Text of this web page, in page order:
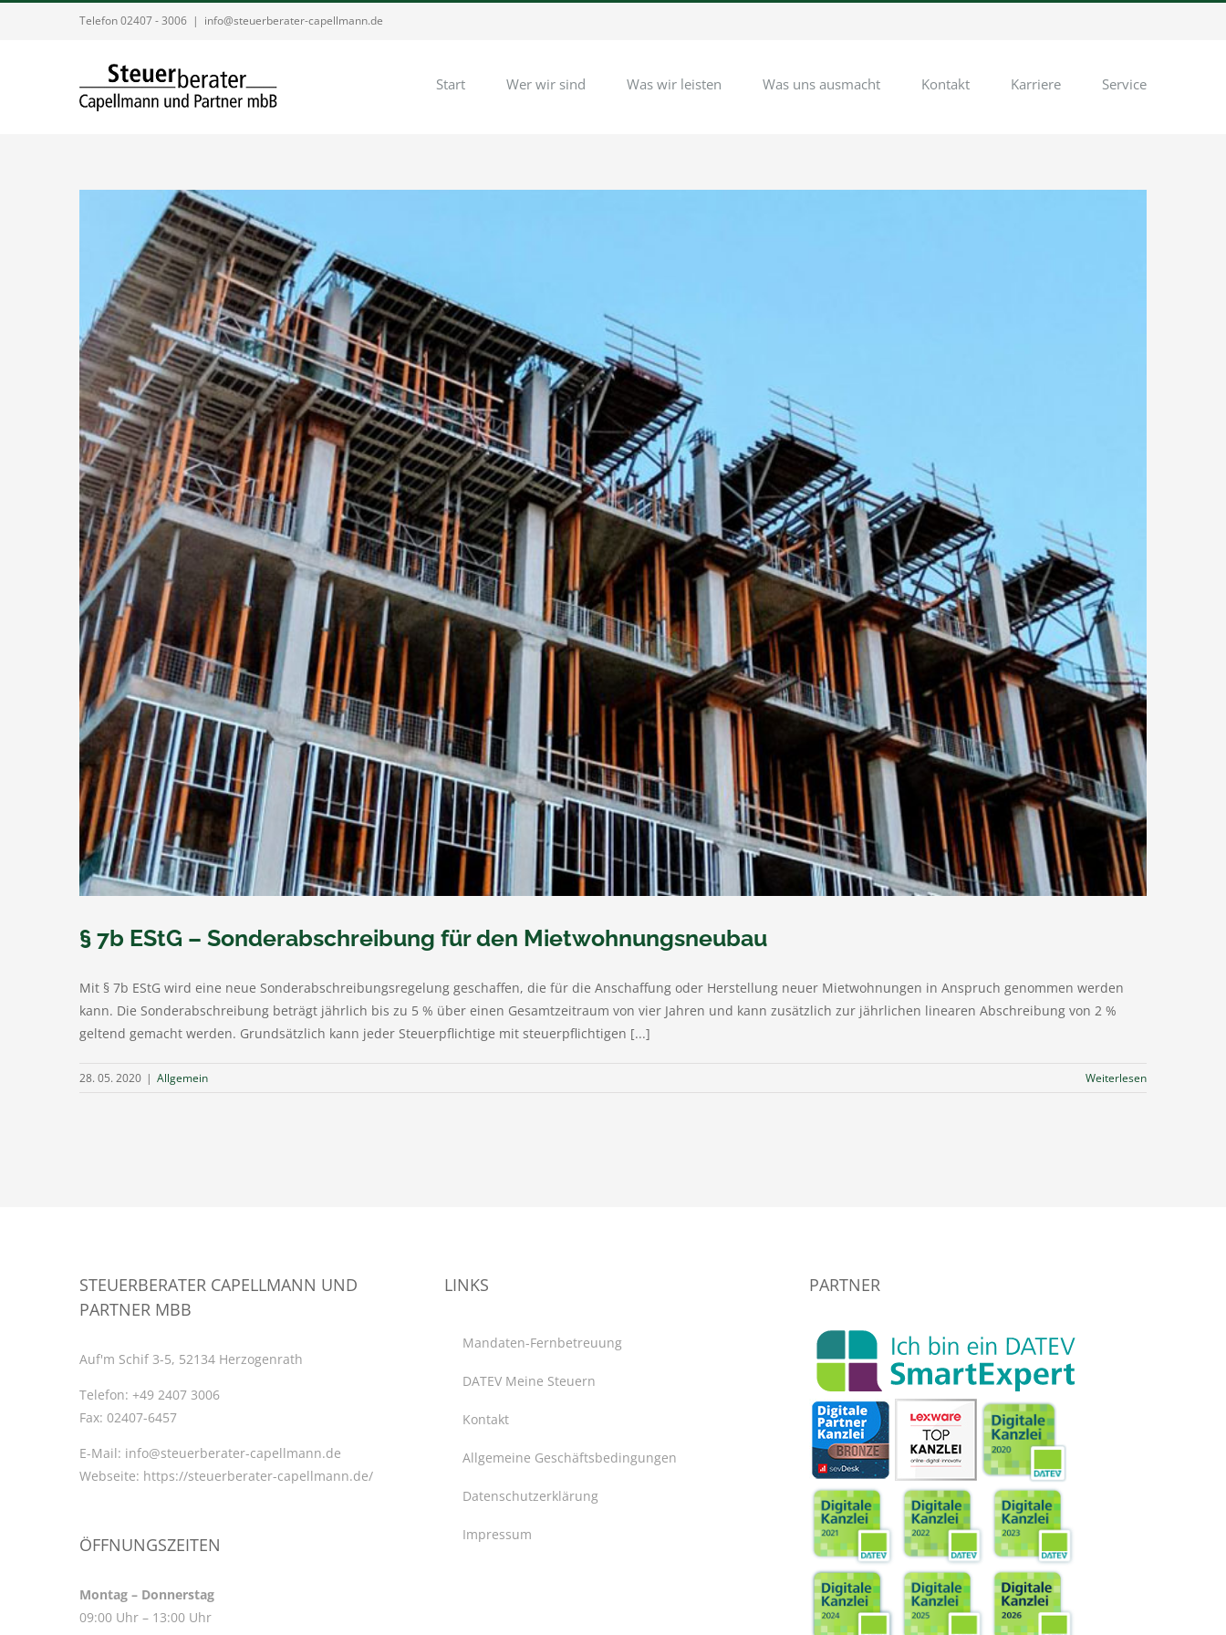
Telefon 02407 - 3006 | info@steuerberater-capellmann.de
Start Wer wir sind Was wir leisten Was uns ausmacht Kontakt Karriere Service
§ 7b EStG – Sonderabschreibung für den Mietwohnungsneubau
Mit § 7b EStG wird eine neue Sonderabschreibungsregelung geschaffen, die für die Anschaffung oder Herstellung neuer Mietwohnungen in Anspruch genommen werden
kann. Die Sonderabschreibung beträgt jährlich bis zu 5 % über einen Gesamtzeitraum von vier Jahren und kann zusätzlich zur jährlichen linearen Abschreibung von 2 %
geltend gemacht werden. Grundsätzlich kann jeder Steuerpflichtige mit steuerpflichtigen [...]
28. 05. 2020 | Allgemein Weiterlesen
STEUERBERATER CAPELLMANN UND
PARTNER MBB
Auf'm Schif 3-5, 52134 Herzogenrath
Telefon: +49 2407 3006
Fax: 02407-6457
E-Mail: info@steuerberater-capellmann.de
Webseite: https://steuerberater-capellmann.de/
ÖFFNUNGSZEITEN
Montag – Donnerstag
09:00 Uhr – 13:00 Uhr
LINKS
Mandaten-Fernbetreuung
DATEV Meine Steuern
Kontakt
Allgemeine Geschäftsbedingungen
Datenschutzerklärung
Impressum
PARTNER